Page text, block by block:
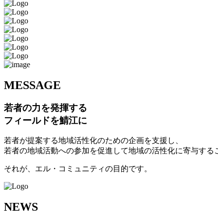
MESSAGE
若者の力を発揮する
フィールドを鯖江に
若者が提案する地域活性化のための企画を支援し、
若者の地域活動への参加を促進して地域の活性化に寄与する
それが、エル・コミュニティの目的です。
NEWS